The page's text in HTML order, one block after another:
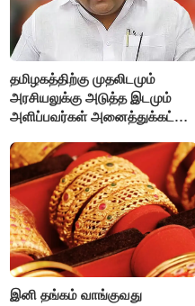
தமிழகத்திற்கு முதலிடமும்
அரசியலுக்கு அடுத்த இடமும்
அளிப்பவர்கள் அனைத்துக்கட்சி
பங்கேற்பார்கள் - மாணிக்கம்
தாகூர்..!!
இனி தங்கம் வாங்குவது